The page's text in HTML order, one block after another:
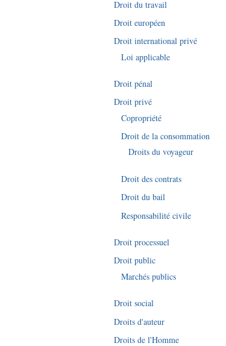
Droit du travail
Droit européen
Droit international privé
Loi applicable
Droit pénal
Droit privé
Copropriété
Droit de la consommation
Droits du voyageur
Droit des contrats
Droit du bail
Responsabilité civile
Droit processuel
Droit public
Marchés publics
Droit social
Droits d'auteur
Droits de l'Homme